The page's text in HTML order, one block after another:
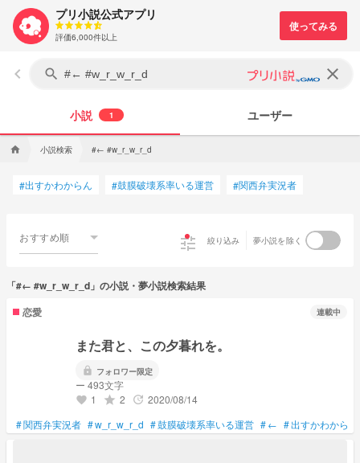
プリ小説公式アプリ
評価6,000件以上
keyboard_arrow_left search clear
小説 1 ユーザー
home 小説検索 #← #w_r_w_r_d
#出すかわからん #鼓膜破壊系率いる運営 #関西弁実況者
おすすめ順 tune 絞り込み 夢小説を除く
「#← #w_r_w_r_d」の小説・夢小説検索結果
恋愛
連載中
また君と、この夕暮れを。
lock フォロワー限定
ー 493文字
favorite 1 grade 2 update 2020/08/14
#関西弁実況者 #w_r_w_r_d #鼓膜破壊系率いる運営 #← #出すかわからん